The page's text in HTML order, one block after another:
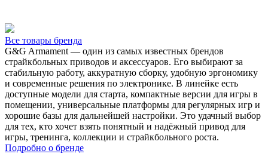
Все товары бренда
G&G Armament — один из самых известных брендов
страйкбольных приводов и аксессуаров. Его выбирают за
стабильную работу, аккуратную сборку, удобную эргономику
и современные решения по электронике. В линейке есть
доступные модели для старта, компактные версии для игры в
помещении, универсальные платформы для регулярных игр и
хорошие базы для дальнейшей настройки. Это удачный выбор
для тех, кто хочет взять понятный и надёжный привод для
игры, тренинга, коллекции и страйкбольного роста.
Подробно о бренде